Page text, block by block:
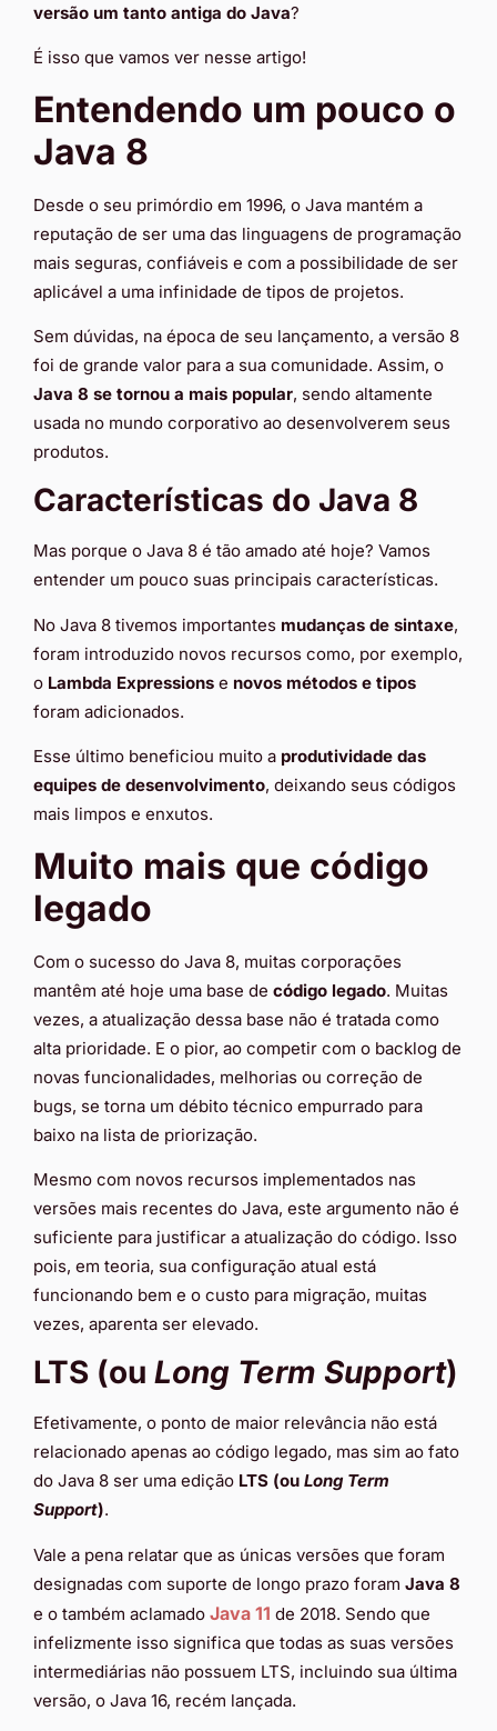
versão um tanto antiga do Java?
É isso que vamos ver nesse artigo!
Entendendo um pouco o
Java 8
Desde o seu primórdio em 1996, o Java mantém a
reputação de ser uma das linguagens de programação
mais seguras, confiáveis e com a possibilidade de ser
aplicável a uma infinidade de tipos de projetos.
Sem dúvidas, na época de seu lançamento, a versão 8
foi de grande valor para a sua comunidade. Assim, o
Java 8 se tornou a mais popular, sendo altamente
usada no mundo corporativo ao desenvolverem seus
produtos.
Características do Java 8
Mas porque o Java 8 é tão amado até hoje? Vamos
entender um pouco suas principais características.
No Java 8 tivemos importantes mudanças de sintaxe,
foram introduzido novos recursos como, por exemplo,
o Lambda Expressions e novos métodos e tipos
foram adicionados.
Esse último beneficiou muito a produtividade das
equipes de desenvolvimento, deixando seus códigos
mais limpos e enxutos.
Muito mais que código
legado
Com o sucesso do Java 8, muitas corporações
mantêm até hoje uma base de código legado. Muitas
vezes, a atualização dessa base não é tratada como
alta prioridade. E o pior, ao competir com o backlog de
novas funcionalidades, melhorias ou correção de
bugs, se torna um débito técnico empurrado para
baixo na lista de priorização.
Mesmo com novos recursos implementados nas
versões mais recentes do Java, este argumento não é
suficiente para justificar a atualização do código. Isso
pois, em teoria, sua configuração atual está
funcionando bem e o custo para migração, muitas
vezes, aparenta ser elevado.
LTS (ou Long Term Support)
Efetivamente, o ponto de maior relevância não está
relacionado apenas ao código legado, mas sim ao fato
do Java 8 ser uma edição LTS (ou Long Term
Support).
Vale a pena relatar que as únicas versões que foram
designadas com suporte de longo prazo foram Java 8
e o também aclamado Java 11 de 2018. Sendo que
infelizmente isso significa que todas as suas versões
intermediárias não possuem LTS, incluindo sua última
versão, o Java 16, recém lançada.